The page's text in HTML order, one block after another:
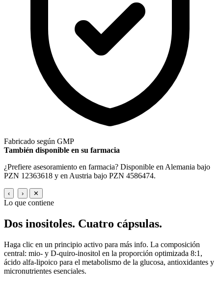
Fabricado según GMP
También disponible en su farmacia
¿Prefiere asesoramiento en farmacia? Disponible en Alemania bajo
PZN 12363618 y en Austria bajo PZN 4586474.
‹ › ✕
Lo que contiene
Dos inositoles. Cuatro cápsulas.
Haga clic en un principio activo para más info. La composición
central: mio- y D-quiro-inositol en la proporción optimizada 8:1,
ácido alfa-lipoico para el metabolismo de la glucosa, antioxidantes y
micronutrientes esenciales.